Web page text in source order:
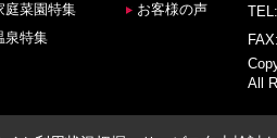
庭菜園特集
泉特集
お客様の声
All